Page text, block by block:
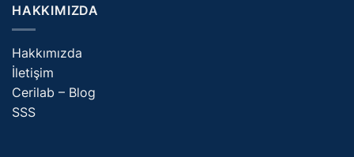
HAKKIMIZDA
Hakkımızda
İletişim
Cerilab – Blog
SSS